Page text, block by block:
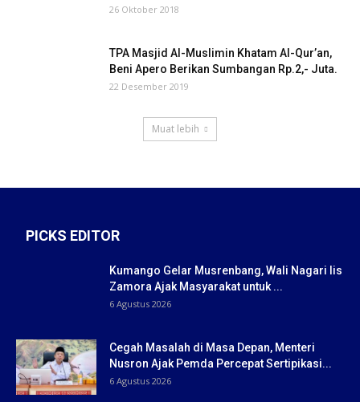
26 Oktober 2018
TPA Masjid Al-Muslimin Khatam Al-Qur’an,
Beni Apero Berikan Sumbangan Rp.2,- Juta.
22 Desember 2019
Muat lebih
PICKS EDITOR
Kumango Gelar Musrenbang, Wali Nagari Iis
Zamora Ajak Masyarakat untuk ...
6 Agustus 2026
Cegah Masalah di Masa Depan, Menteri
Nusron Ajak Pemda Percepat Sertipikasi...
6 Agustus 2026